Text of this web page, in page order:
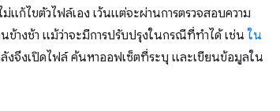
ก้ไขตัวไฟล์เอง เว้นแต่จะผ่านการตรวจสอบความ
างช้า แม้ว่าจะมีการปรับปรุงในกรณีที่ทำได้ เช่น ใน
งจึงเปิดไฟล์ ค้นหาออฟเซ็ตที่ระบุ และเขียนข้อมูลใน